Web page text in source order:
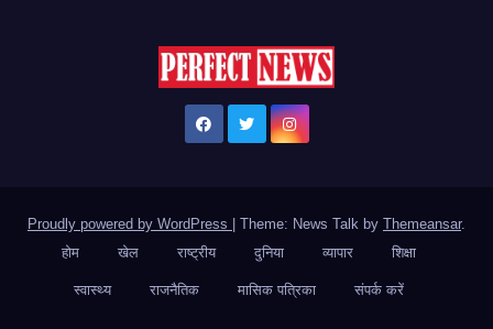
Proudly powered by WordPress | Theme: News Talk by Themeansar.
होम
खेल राष्ट्रीय दुनिया व्यापार शिक्षा
स्वास्थ्य राजनैतिक मासिक पत्रिका संपर्क करें